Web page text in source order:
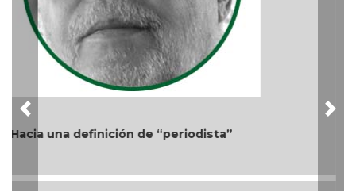
Más cambios en el gobierno de AVA
Previous